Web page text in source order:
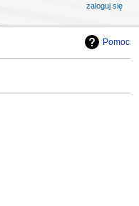
Pomoc
zaloguj się